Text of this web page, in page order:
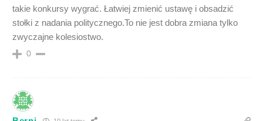
takie konkursy wygrać. Łatwiej zmienić ustawę i obsadzić
stołki z nadania politycznego.To nie jest dobra zmiana tylko
zwyczajne kolesiostwo.
0